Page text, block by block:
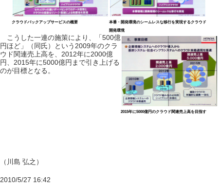
クラウドバックアップサービスの概要
本番・開発環境のシームレスな移行を実現するクラウド
開発環境
2015年に5000億円のクラウド関連売上高を目指す
こうした一連の施策により、「500億
円ほど」（同氏）という2009年のクラ
ウド関連売上高を、2012年に2000億
円、2015年に5000億円まで引き上げる
のが目標となる。
（川島 弘之）
2010/5/27 16:42